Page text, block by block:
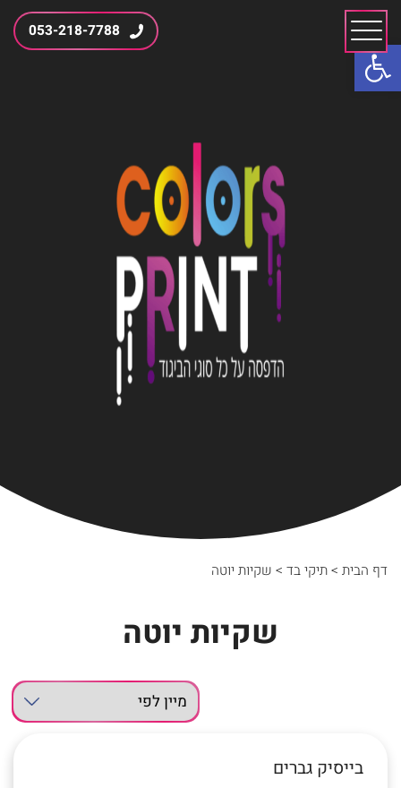
פתח סרגל נגישות
053-218-7788
דף הבית >תיקי בד > שקיות יוטה
שקיות יוטה
בייסיק גברים